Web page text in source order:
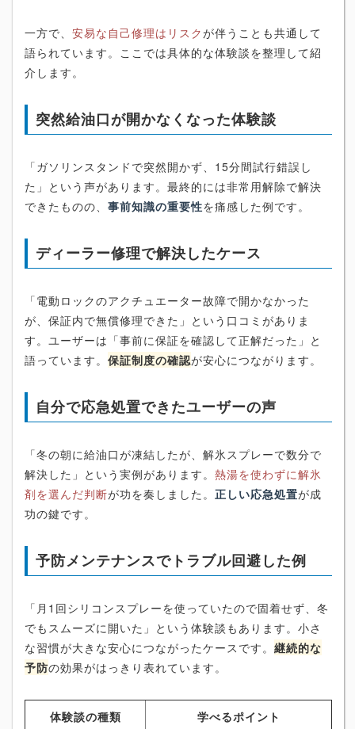
一方で、 安易な自己修理はリスクが伴うことも共通して
語られています。ここでは具体的な体験談を整理して紹
介します。
突然給油口が開かなくなった体験談
「ガソリンスタンドで突然開かず、15分間試行錯誤し
た」という声があります。最終的には非常用解除で解決
できたものの、 事前知識の重要性を痛感した例です。
ディーラー修理で解決したケース
「電動ロックのアクチュエーター故障で開かなかった
が、保証内で無償修理できた」という口コミがありま
す。ユーザーは「事前に保証を確認して正解だった」と
語っています。 保証制度の確認が安心につながります。
自分で応急処置できたユーザーの声
「冬の朝に給油口が凍結したが、解氷スプレーで数分で
解決した」という実例があります。 熱湯を使わずに解氷
剤を選んだ判断が功を奏しました。 正しい応急処置が成
功の鍵です。
予防メンテナンスでトラブル回避した例
「月1回シリコンスプレーを使っていたので固着せず、冬
でもスムーズに開いた」という体験談もあります。小さ
な習慣が大きな安心につながったケースです。 継続的な
予防の効果がはっきり表れています。
体験談の種類 学べるポイント